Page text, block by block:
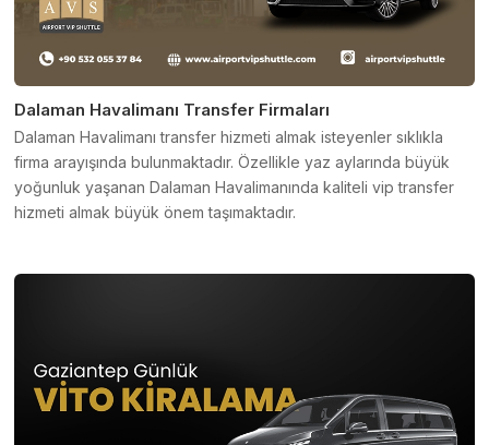
Dalaman Havalimanı Transfer Firmaları
Dalaman Havalimanı transfer hizmeti almak isteyenler sıklıkla
firma arayışında bulunmaktadır. Özellikle yaz aylarında büyük
yoğunluk yaşanan Dalaman Havalimanında kaliteli vip transfer
hizmeti almak büyük önem taşımaktadır.